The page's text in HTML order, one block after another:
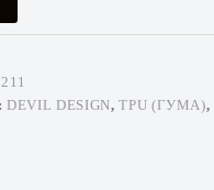
DEVIL DESIGN,TPU (ГУМА),